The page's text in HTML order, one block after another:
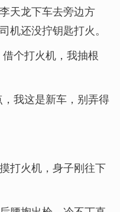
天龙下车去旁边方
机还没拧钥匙打火。
个打火机，我抽根
我这是新车，别弄得
打火机，身子刚往下